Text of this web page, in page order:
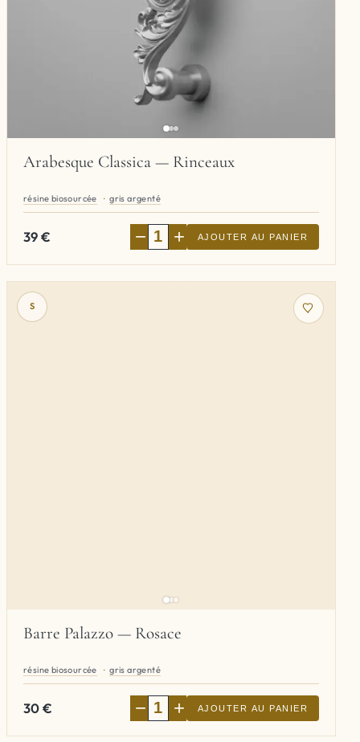
Arabesque Classica — Rinceaux
résine biosourcée gris argenté
39€ − + AJOUTER AU PANIER
S
Barre Palazzo — Rosace
résine biosourcée gris argenté
30€ − + AJOUTER AU PANIER